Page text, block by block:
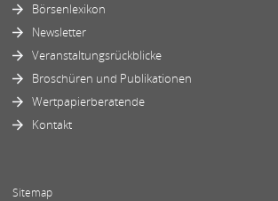
Börsenlexikon
Newsletter
Veranstaltungsrückblicke
Broschüren und Publikationen
Wertpapierberatende
Kontakt
Sitemap